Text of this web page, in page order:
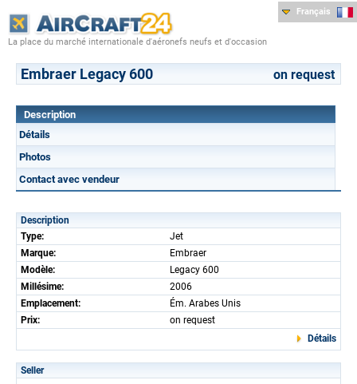
La place du marché internationale d'aéronefs neufs et d'occasion
Français
Embraer Legacy 600 on request
Description
Détails
Photos
Contact avec vendeur
Description
Type:
Jet
Marque:
Embraer
Modèle:
Legacy 600
Millésime:
2006
Emplacement:
Ém. Arabes Unis
Prix:
on request
Détails
Seller